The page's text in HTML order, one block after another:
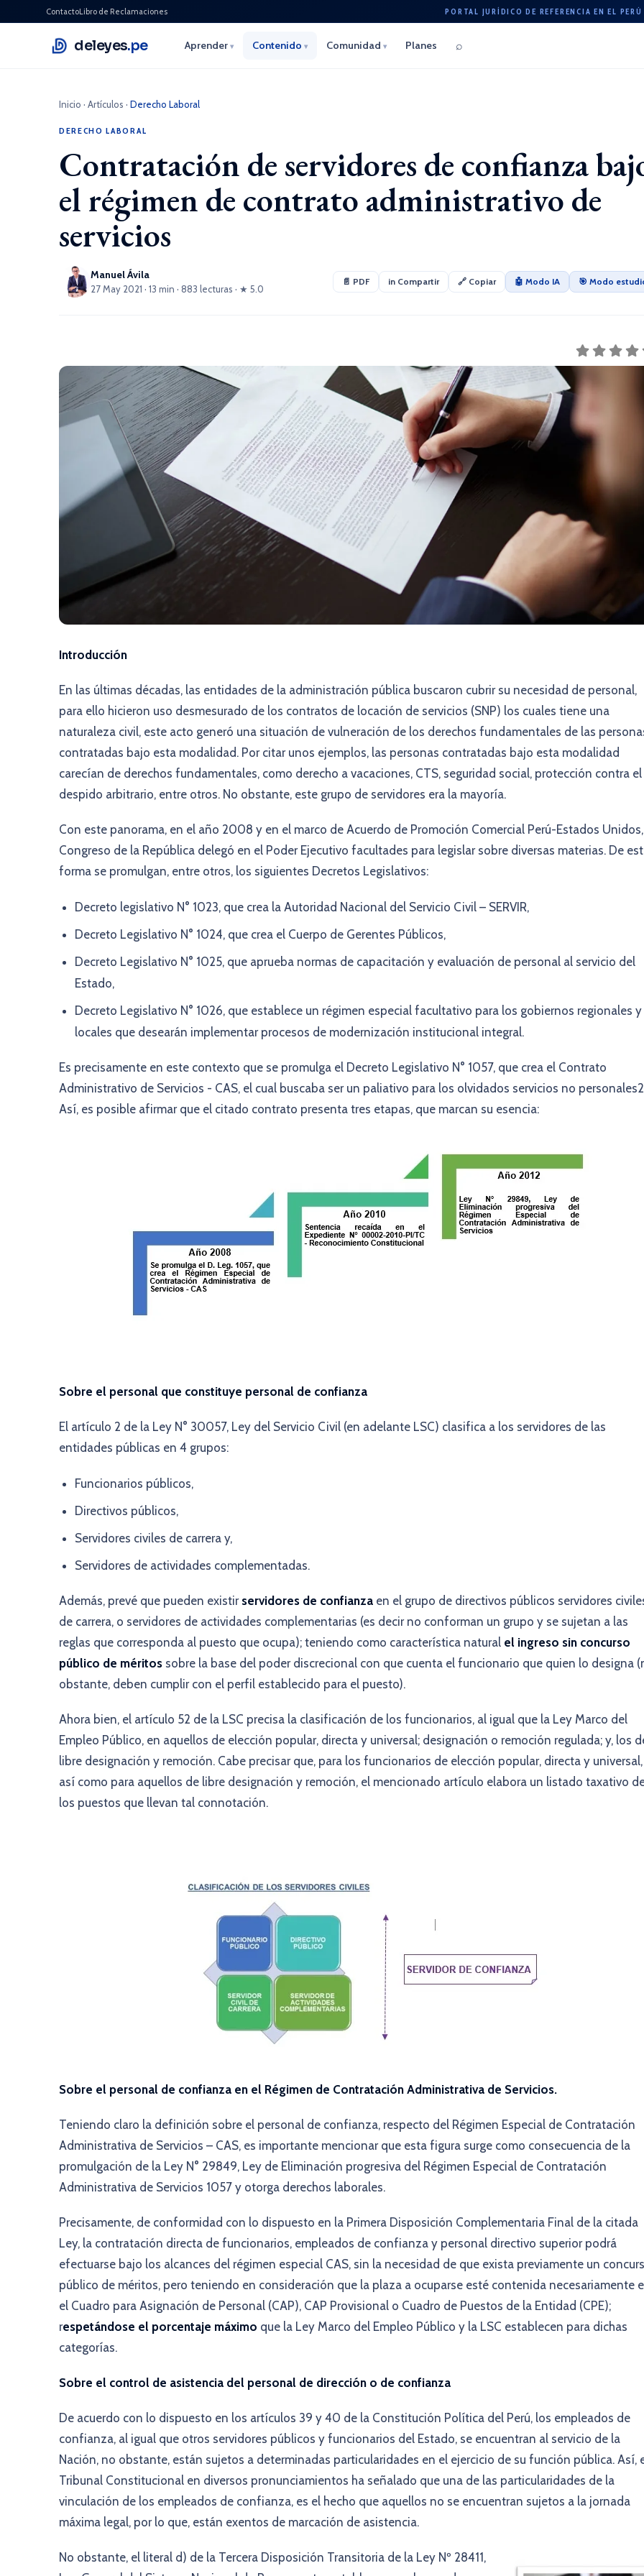
ContactoLibro de Reclamaciones PORTAL JURÍDICO DE REFERENCIA EN EL PERÚ
deleyes.pe Aprender ▾ Contenido ▾ Comunidad ▾ Planes ⌕
Inicio · Artículos · Derecho Laboral
DERECHO LABORAL
Contratación de servidores de confianza
el régimen de contrato administrativo de
servicios
Manuel Ávila
27 May 2021 · 13 min · 883 lecturas · ★ 5.0
📄 PDF in Compartir 🔗 Copiar 🤖 Modo IA 🎯 Modo
Introducción
En las últimas décadas, las entidades de la administración pública buscaron cubrir su necesidad de personal,
para ello hicieron uso desmesurado de los contratos de locación de servicios (SNP) los cuales tiene una
naturaleza civil, este acto generó una situación de vulneración de los derechos fundamentales de las
contratadas bajo esta modalidad. Por citar unos ejemplos, las personas contratadas bajo esta modalidad
carecían de derechos fundamentales, como derecho a vacaciones, CTS, seguridad social, protección contra el
despido arbitrario, entre otros. No obstante, este grupo de servidores era la mayoría.
Con este panorama, en el año 2008 y en el marco de Acuerdo de Promoción Comercial Perú-Estados
Congreso de la República delegó en el Poder Ejecutivo facultades para legislar sobre diversas materias. De
forma se promulgan, entre otros, los siguientes Decretos Legislativos:
Decreto legislativo N° 1023, que crea la Autoridad Nacional del Servicio Civil – SERVIR,
Decreto Legislativo N° 1024, que crea el Cuerpo de Gerentes Públicos,
Decreto Legislativo N° 1025, que aprueba normas de capacitación y evaluación de personal al servicio del
Estado,
Decreto Legislativo N° 1026, que establece un régimen especial facultativo para los gobiernos regionales y
locales que desearán implementar procesos de modernización institucional integral.
Es precisamente en este contexto que se promulga el Decreto Legislativo N° 1057, que crea el Contrato
Administrativo de Servicios - CAS, el cual buscaba ser un paliativo para los olvidados servicios no
Así, es posible afirmar que el citado contrato presenta tres etapas, que marcan su esencia:
Sobre el personal que constituye personal de confianza
El artículo 2 de la Ley N° 30057, Ley del Servicio Civil (en adelante LSC) clasifica a los servidores de las
entidades públicas en 4 grupos:
Funcionarios públicos,
Directivos públicos,
Servidores civiles de carrera y,
Servidores de actividades complementadas.
Además, prevé que pueden existir servidores de confianza en el grupo de directivos públicos servidores
de carrera, o servidores de actividades complementarias (es decir no conforman un grupo y se sujetan a las
reglas que corresponda al puesto que ocupa); teniendo como característica natural el ingreso sin concurso
público de méritos sobre la base del poder discrecional con que cuenta el funcionario que quien lo designa
obstante, deben cumplir con el perfil establecido para el puesto).
Ahora bien, el artículo 52 de la LSC precisa la clasificación de los funcionarios, al igual que la Ley Marco del
Empleo Público, en aquellos de elección popular, directa y universal; designación o remoción regulada; y, los
libre designación y remoción. Cabe precisar que, para los funcionarios de elección popular, directa y universal,
así como para aquellos de libre designación y remoción, el mencionado artículo elabora un listado taxativo
los puestos que llevan tal connotación.
Sobre el personal de confianza en el Régimen de Contratación Administrativa de Servicios.
Teniendo claro la definición sobre el personal de confianza, respecto del Régimen Especial de Contratación
Administrativa de Servicios – CAS, es importante mencionar que esta figura surge como consecuencia de la
promulgación de la Ley N° 29849, Ley de Eliminación progresiva del Régimen Especial de Contratación
Administrativa de Servicios 1057 y otorga derechos laborales.
Precisamente, de conformidad con lo dispuesto en la Primera Disposición Complementaria Final de la citada
Ley, la contratación directa de funcionarios, empleados de confianza y personal directivo superior podrá
efectuarse bajo los alcances del régimen especial CAS, sin la necesidad de que exista previamente un
público de méritos, pero teniendo en consideración que la plaza a ocuparse esté contenida necesariamente
el Cuadro para Asignación de Personal (CAP), CAP Provisional o Cuadro de Puestos de la Entidad (CPE);
respetándose el porcentaje máximo que la Ley Marco del Empleo Público y la LSC establecen para dichas
categorías.
Sobre el control de asistencia del personal de dirección o de confianza
De acuerdo con lo dispuesto en los artículos 39 y 40 de la Constitución Política del Perú, los empleados de
confianza, al igual que otros servidores públicos y funcionarios del Estado, se encuentran al servicio de la
Nación, no obstante, están sujetos a determinadas particularidades en el ejercicio de su función pública. Así,
Tribunal Constitucional en diversos pronunciamientos ha señalado que una de las particularidades de la
vinculación de los empleados de confianza, es el hecho que aquellos no se encuentran sujetos a la jornada
máxima legal, por lo que, están exentos de marcación de asistencia.
No obstante, el literal d) de la Tercera Disposición Transitoria de la Ley Nº 28411,